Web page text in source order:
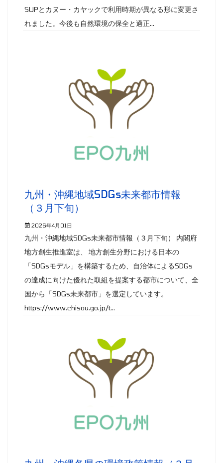
SUPとカヌー・カヤックで利用時期が異なる形に変更さ
れました。今後も自然環境の保全と適正...
九州・沖縄地域SDGs未来都市情報
（３月下旬）
2026年4月01日
九州・沖縄地域SDGs未来都市情報（３月下旬） 内閣府
地方創生推進室は、 地方創生分野における日本の
「SDGsモデル」を構築するため、自治体によるSDGs
の達成に向けた優れた取組を提案する都市について、全
国から「SDGs未来都市」を選定しています。
https://www.chisou.go.jp/t...